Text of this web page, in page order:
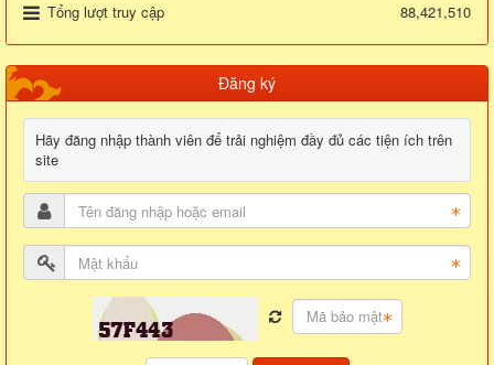
Tổng lượt truy cập
88,421,510
Đăng ký
Hãy đăng nhập thành viên để trải nghiệm đầy đủ các tiện ích trên
site